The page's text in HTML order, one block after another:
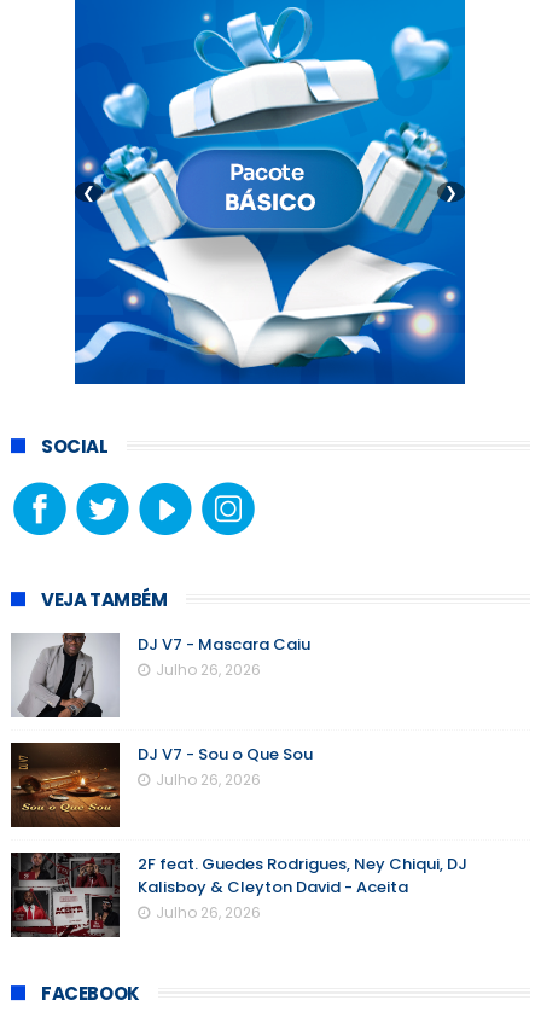
❮ ❯
SOCIAL
VEJA TAMBÉM
DJ V7 - Mascara Caiu
Julho 26, 2026
DJ V7 - Sou o Que Sou
Julho 26, 2026
2F feat. Guedes Rodrigues, Ney Chiqui, DJ
Kalisboy & Cleyton David - Aceita
Julho 26, 2026
FACEBOOK